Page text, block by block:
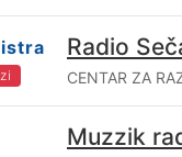
Radio
CENTAR ZA
Muzzik